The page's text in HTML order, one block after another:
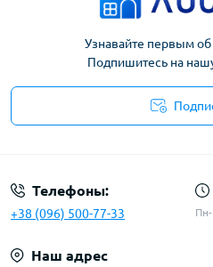
Узнавайте первым об
Подпишитесь на
Телефоны:
+38 (096) 500-77-33
Наш адрес